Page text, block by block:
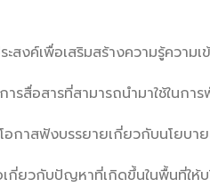
สงค์เพื่อเสริมสร้างความรู้ควา
ารสื่อสารที่สามารถนำมาใช้ใน
อกาสฟังบรรยายเกี่ยวกับนโยบ
กี่ยวกับปัญหาที่เกิดขึ้นในพื้นที่ใ